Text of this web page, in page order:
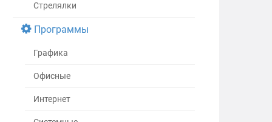
Стрелялки
Программы
Графика
Офисные
Интернет